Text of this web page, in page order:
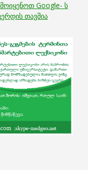
Google- ს
თავშია